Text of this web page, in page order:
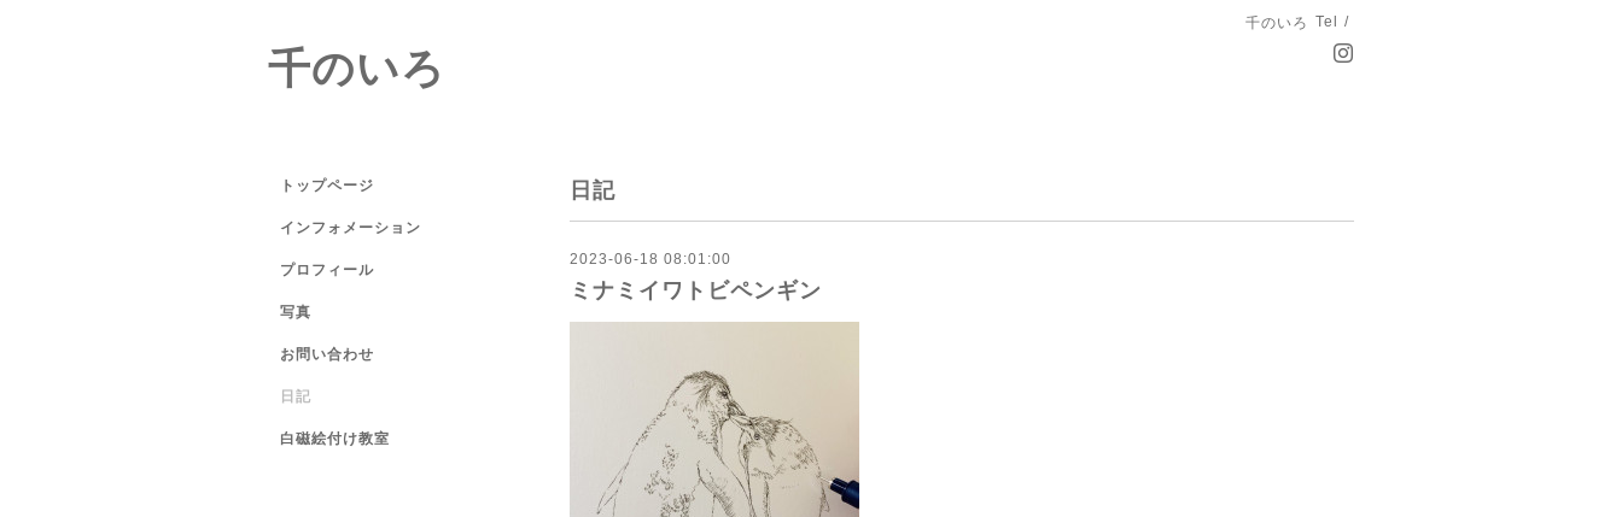
千のいろ Tel /
千のいろ
日記
2023-06-18 08:01:00
ミナミイワトビペンギン
トップページ
インフォメーション
プロフィール
写真
お問い合わせ
日記
白磁絵付け教室